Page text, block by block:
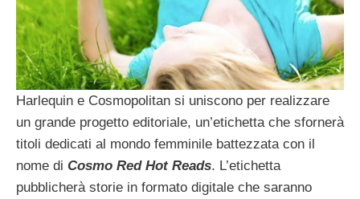
Harlequin e Cosmopolitan si uniscono per realizzare
un grande progetto editoriale, un’etichetta che sfornerà
titoli dedicati al mondo femminile battezzata con il
nome di Cosmo Red Hot Reads. L’etichetta
pubblicherà storie in formato digitale che saranno